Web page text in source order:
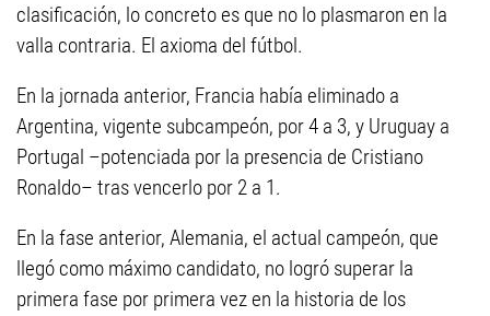
clasificación, lo concreto es que no lo plasmaron en la
valla contraria. El axioma del fútbol.
En la jornada anterior, Francia había eliminado a
Argentina, vigente subcampeón, por 4 a 3, y Uruguay a
Portugal –potenciada por la presencia de Cristiano
Ronaldo– tras vencerlo por 2 a 1.
En la fase anterior, Alemania, el actual campeón, que
llegó como máximo candidato, no logró superar la
primera fase por primera vez en la historia de los